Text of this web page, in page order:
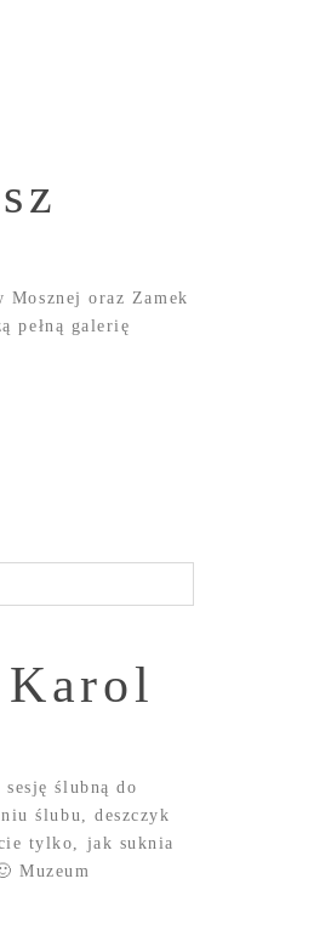
Mosznej oraz Zamek
pełną galerię
ślubną do
ślubu, deszczyk
tylko, jak suknia
Muzeum